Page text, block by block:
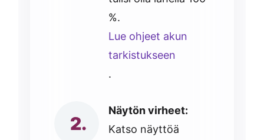
%.
Lue ohjeet akun
tarkistukseen
.
Näytön virheet:
Katso näyttöä